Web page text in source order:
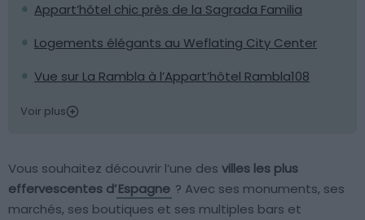
Appart’hôtel chic près de la Sagrada Familia
Logements élégants au Weflating City Center
Vue sur La Rambla à l’Appart’hôtel Rambla108
Voir plus
Vous souhaitez découvrir l’une des villes les plus
effervescentes d’Espagne ? Avec ses monuments, ses
marchés, ses boutiques et ses multiples bars et